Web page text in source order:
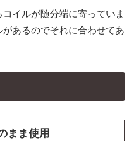
イルが随分端に寄っていま
あるのでそれに合わせてあ
まま使用